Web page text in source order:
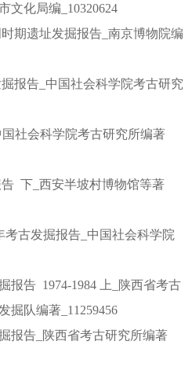
文化局编_10320624
期遗址发掘报告_南京博物院编
报告_中国社会科学院考古研究
社会科学院考古研究所编著
下_西安半坡村博物馆等著
考古发掘报告_中国社会科学院
报告 1974-1984 上_陕西省考古
掘队编著_11259456
报告_陕西省考古研究所编著